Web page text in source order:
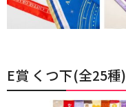
E賞 くつ下(全25種)